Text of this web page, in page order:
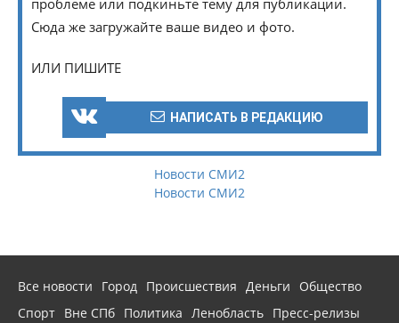
проблеме или подкиньте тему для публикации.
Сюда же загружайте ваше видео и фото.
ИЛИ ПИШИТЕ
НАПИСАТЬ В РЕДАКЦИЮ
Новости СМИ2
Новости СМИ2
Все новости Город Происшествия Деньги
Общество
Спорт Вне СПб Политика Ленобласть Пресс-релизы